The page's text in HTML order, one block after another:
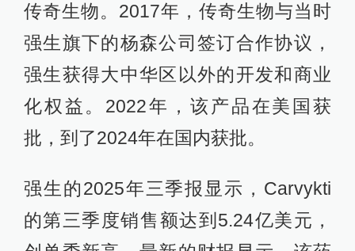
传奇生物。2017年，传奇生物与当时
强生旗下的杨森公司签订合作协议，
强生获得大中华区以外的开发和商业
化权益。2022年，该产品在美国获
批，到了2024年在国内获批。
强生的2025年三季报显示，Carvykti
的第三季度销售额达到5.24亿美元，